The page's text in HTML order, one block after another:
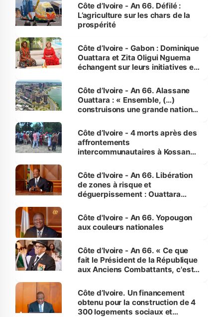
Côte d’Ivoire - An 66. Défilé :
L’agriculture sur les chars de la
prospérité
Côte d’Ivoire - Gabon : Dominique
Ouattara et Zita Oligui Nguema
échangent sur leurs initiatives en
enfants
Côte d’Ivoire - An 66. Alassane
Ouattara : « Ensemble, (…)
construisons une grande nation
générations futures »
Côte d’Ivoire - 4 morts après des
affrontements
intercommunautaires à Kossandji
milieu des sinistrés
Côte d’Ivoire - An 66. Libération
de zones à risque et
déguerpissement : Ouattara
l'Etat de droit pour préserver les
vies humaines »
Côte d'Ivoire - An 66. Yopougon
aux couleurs nationales
Côte d’Ivoire - An 66. « Ce que
fait le Président de la République
aux Anciens Combattants, c'est
Côte d’Ivoire. Un financement
obtenu pour la construction de 4
300 logements sociaux et